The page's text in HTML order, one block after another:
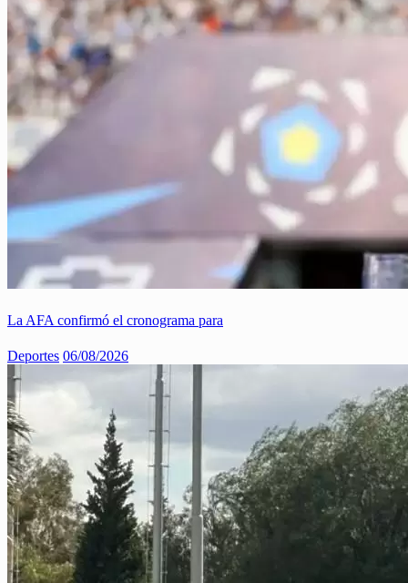
La AFA confirmó el cronograma para
Deportes 06/08/2026